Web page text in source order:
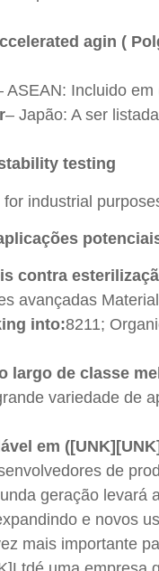
agin (
ASEAN: Incluido em
– Japão: A ser
testing
industrial
contra
avançadas
into:8211;
largo de classe
variedade de
em
de
geração levará
e novos
mais importante